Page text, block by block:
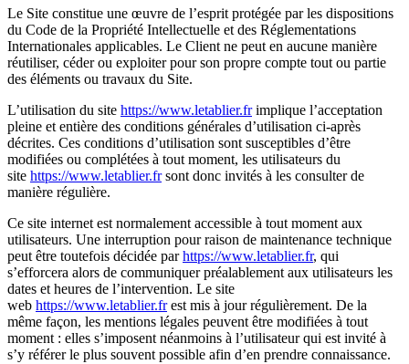
Le Site constitue une œuvre de l’esprit protégée par les dispositions
du Code de la Propriété Intellectuelle et des Réglementations
Internationales applicables. Le Client ne peut en aucune manière
réutiliser, céder ou exploiter pour son propre compte tout ou partie
des éléments ou travaux du Site.
L’utilisation du site https://www.letablier.frimplique l’acceptation
pleine et entière des conditions générales d’utilisation ci-après
décrites. Ces conditions d’utilisation sont susceptibles d’être
modifiées ou complétées à tout moment, les utilisateurs du
site https://www.letablier.frsont donc invités à les consulter de
manière régulière.
Ce site internet est normalement accessible à tout moment aux
utilisateurs. Une interruption pour raison de maintenance technique
peut être toutefois décidée parhttps://www.letablier.fr, qui
s’efforcera alors de communiquer préalablement aux utilisateurs les
dates et heures de l’intervention. Le site
web https://www.letablier.frest mis à jour régulièrement. De la
même façon, les mentions légales peuvent être modifiées à tout
moment : elles s’imposent néanmoins à l’utilisateur qui est invité à
s’y référer le plus souvent possible afin d’en prendre connaissance.